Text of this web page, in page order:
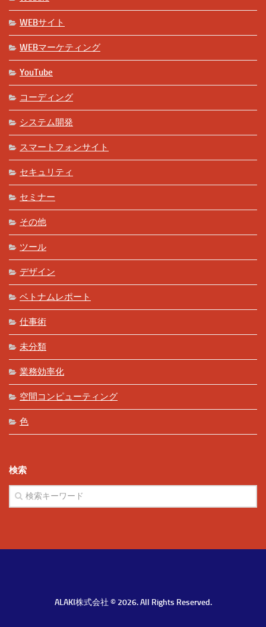
WEBサイト
WEBマーケティング
YouTube
コーディング
システム開発
スマートフォンサイト
セキュリティ
セミナー
その他
ツール
デザイン
ベトナムレポート
仕事術
未分類
業務効率化
空間コンピューティング
色
検索
ALAKI株式会社 © 2026. All Rights Reserved.